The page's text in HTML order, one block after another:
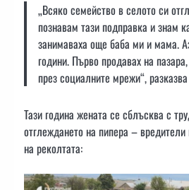
„Всяко семейство в селото си
познавам тази подправка и знам
занимаваха още баба ми и мама.
години. Първо продавах на
през социалните мрежи“,
Тази година жената се сблъсква с
отглеждането на пипера –
на реколтата: